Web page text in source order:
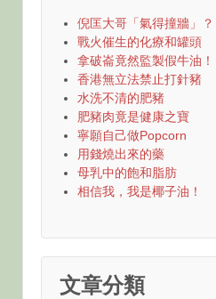
倪匡大哥「氣得撞牆」？
戰火催生的化療和罐頭
拿破崙竟然監製假牛油！
香港無立法禁止打針豬
水洗不清的肥豬
肥豬肉竟是健康之寶
寧願自己做Popcorn
用錢燒出來的藥
母乳中的飽和脂肪
相信我，我是椰子油！
文章分類